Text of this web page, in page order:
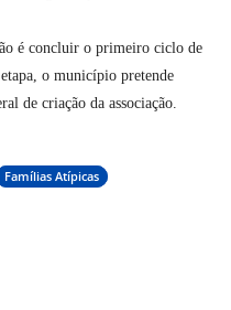
é concluir o primeiro ciclo de
o município pretende
de criação da associação.
Famílias Atípicas